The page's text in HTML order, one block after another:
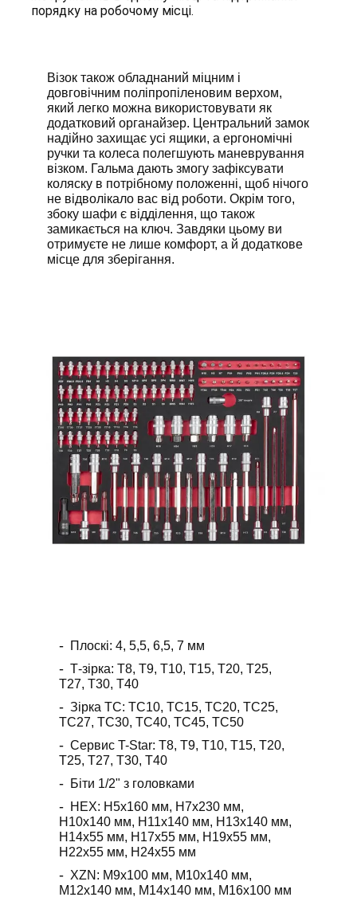
порядку на робочому місці.
Плоскі: 4, 5,5, 6,5, 7 мм
Т-зірка: Т8, Т9, Т10, Т15, Т20, Т25,
Т27, Т30, Т40
Зірка ТС: ТС10, ТС15, ТС20, ТС25,
ТС27, ТС30, ТС40, ТС45, ТС50
Сервис T-Star: T8, T9, T10, T15, T20,
T25, T27, T30, T40
Біти 1/2" з головками
HEX: H5x160 мм, H7x230 мм,
H10x140 мм, H11x140 мм, H13x140 мм,
H14x55 мм, H17x55 мм, H19x55 мм,
H22x55 мм, H24x55 мм
XZN: M9x100 мм, M10x140 мм,
M12x140 мм, M14x140 мм, M16x100 мм
Візок також обладнаний міцним і
довговічним поліпропіленовим верхом,
який легко можна використовувати як
додатковий органайзер. Центральний замок
надійно захищає усі ящики, а ергономічні
ручки та колеса полегшують маневрування
візком. Гальма дають змогу зафіксувати
коляску в потрібному положенні, щоб нічого
не відволікало вас від роботи. Окрім того,
збоку шафи є відділення, що також
замикається на ключ. Завдяки цьому ви
отримуєте не лише комфорт, а й додаткове
місце для зберігання.